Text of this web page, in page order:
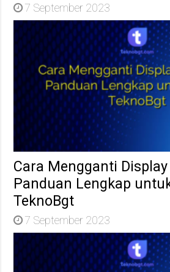
7 September 2023
Cara Mengganti
Panduan Lengkap
TeknoBgt
7 September 2023